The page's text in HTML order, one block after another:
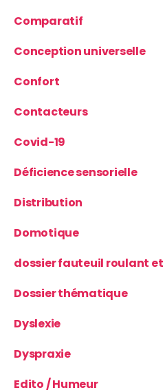
Comparatif
Conception universelle
Confort
Contacteurs
Covid-19
Déficience sensorielle
Distribution
Domotique
dossier fauteuil roulant
Dossier thématique
Dyslexie
Dyspraxie
Edito / Humeur